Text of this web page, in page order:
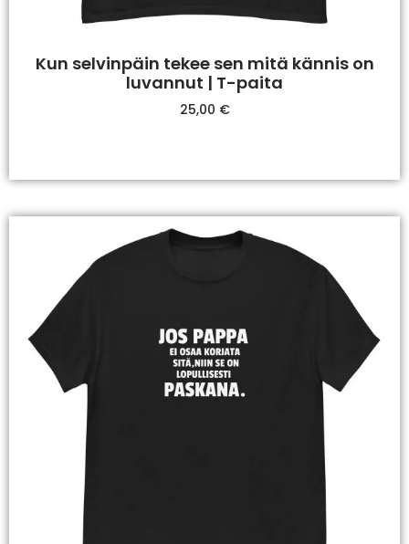
Kun selvinpäin tekee sen mitä kännis on
luvannut | T-paita
25,00 €